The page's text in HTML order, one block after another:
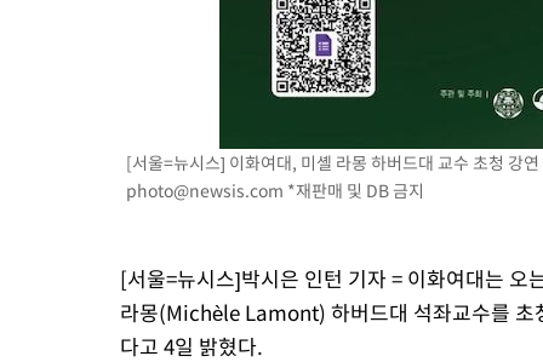
[서울=뉴시스] 이화여대, 미셸 라몽 하버드대 교수 초청 강
photo@newsis.com *재판매 및 DB 금지
[서울=뉴시스]박시은 인턴 기자 = 이화여대는 오
라몽(Michèle Lamont) 하버드대 석좌교수를 초
다고 4일 밝혔다.